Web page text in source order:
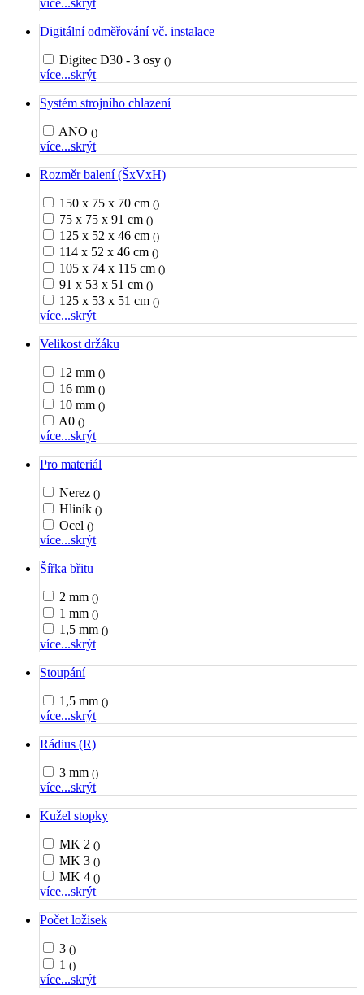
více...skrýt
Digitální odměřování vč. instalace
Digitec D30 - 3 osy ()
více...skrýt
Systém strojního chlazení
ANO ()
více...skrýt
Rozměr balení (ŠxVxH)
150 x 75 x 70 cm ()
75 x 75 x 91 cm ()
125 x 52 x 46 cm ()
114 x 52 x 46 cm ()
105 x 74 x 115 cm ()
91 x 53 x 51 cm ()
125 x 53 x 51 cm ()
více...skrýt
Velikost držáku
12 mm ()
16 mm ()
10 mm ()
A0 ()
více...skrýt
Pro materiál
Nerez ()
Hliník ()
Ocel ()
více...skrýt
Šířka břitu
2 mm ()
1 mm ()
1,5 mm ()
více...skrýt
Stoupání
1,5 mm ()
více...skrýt
Rádius (R)
3 mm ()
více...skrýt
Kužel stopky
MK 2 ()
MK 3 ()
MK 4 ()
více...skrýt
Počet ložisek
3 ()
1 ()
více...skrýt